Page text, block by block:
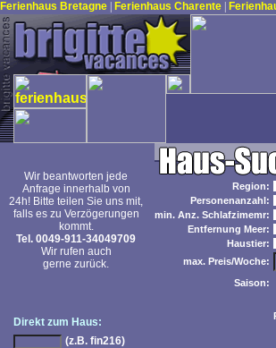
Ferienhaus Bretagne Ferienhaus Charente
Wir beantworten jede
Anfrage innerhalb von
24h! Bitte teilen Sie uns mit,
falls es zu Verzögerungen
kommt.
Tel. 0049-911-34049709
Wir rufen auch
gerne zurück.
Direkt zum Haus:
(z.B. fin216)
Region:
Personenanzahl:
min. Anz. Schlafzimemr:
Entfernung Meer:
Haustier:
max. Preis/Woche:
Saison: